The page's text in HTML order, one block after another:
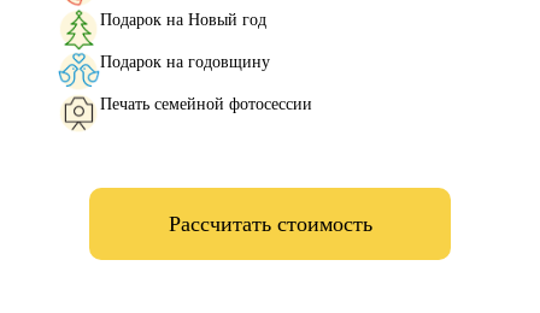
Подарок на Новый год
Подарок на годовщину
Печать семейной фотосессии
Рассчитать стоимость